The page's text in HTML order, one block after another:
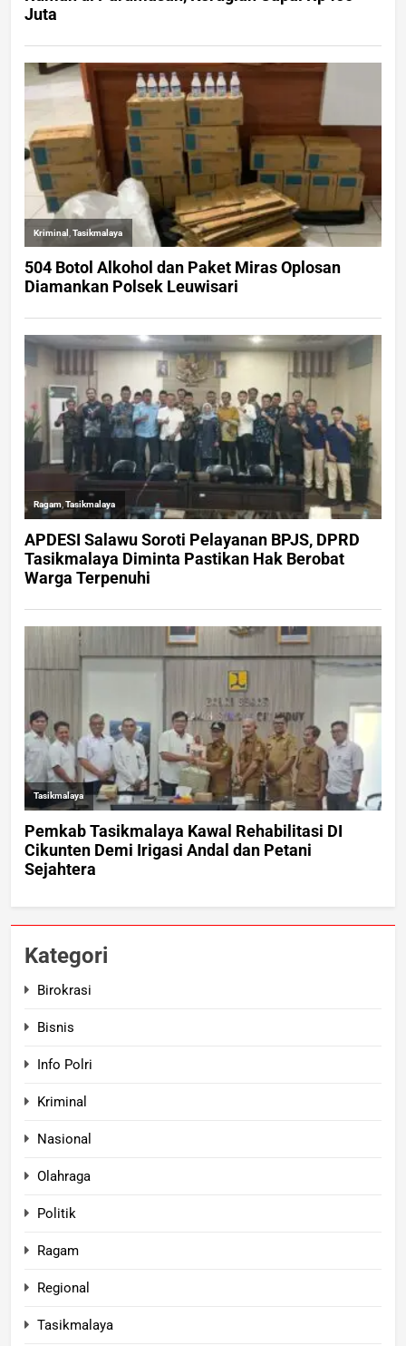
Kategori
Birokrasi
Bisnis
Info Polri
Kriminal
Nasional
Olahraga
Politik
Ragam
Regional
Tasikmalaya